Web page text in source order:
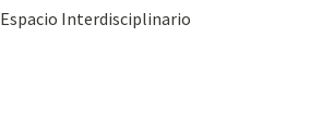
Espacio Interdisciplinario